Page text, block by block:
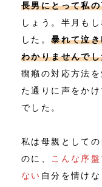
長男にとって私
しょう。半月も
した。暴れて泣
わかりませんで
癇癪の対応方法
た通りに声をか
でした。
私は母親として
のに、
こんな序
ない 自分を情け